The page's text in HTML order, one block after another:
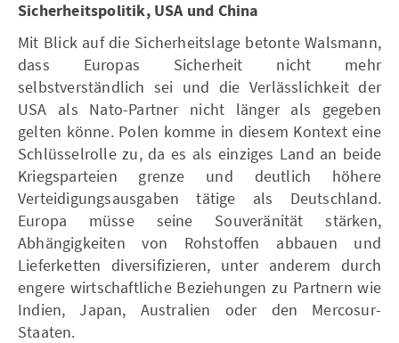
Sicherheitspolitik, USA und China
Mit Blick auf die Sicherheitslage betonte Walsmann,
dass Europas Sicherheit nicht mehr
selbstverständlich sei und die Verlässlichkeit der
USA als Nato-Partner nicht länger als gegeben
gelten könne. Polen komme in diesem Kontext eine
Schlüsselrolle zu, da es als einziges Land an beide
Kriegsparteien grenze und deutlich höhere
Verteidigungsausgaben tätige als Deutschland.
Europa müsse seine Souveränität stärken,
Abhängigkeiten von Rohstoffen abbauen und
Lieferketten diversifizieren, unter anderem durch
engere wirtschaftliche Beziehungen zu Partnern wie
Indien, Japan, Australien oder den Mercosur-
Staaten.